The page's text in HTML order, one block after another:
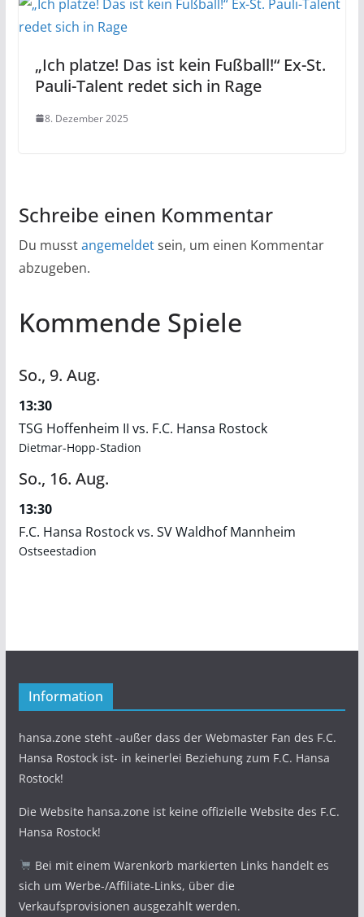
„Ich platze! Das ist kein Fußball!“ Ex-St.
Pauli-Talent redet sich in Rage
8. Dezember 2025
Schreibe einen Kommentar
Du musstangemeldetsein, um einen Kommentar
abzugeben.
Kommende Spiele
So., 9. Aug.
13:30
TSG Hoffenheim II vs. F.C. Hansa Rostock
Dietmar-Hopp-Stadion
So., 16. Aug.
13:30
F.C. Hansa Rostock vs. SV Waldhof Mannheim
Ostseestadion
Information
hansa.zone steht -außer dass der Webmaster Fan des F.C.
Hansa Rostock ist- in keinerlei Beziehung zum F.C. Hansa
Rostock!
Die Website hansa.zone ist keine offizielle Website des F.C.
Hansa Rostock!
Bei mit einem Warenkorb markierten Links handelt es
sich um Werbe-/Affiliate-Links, über die
Verkaufsprovisionen ausgezahlt werden.